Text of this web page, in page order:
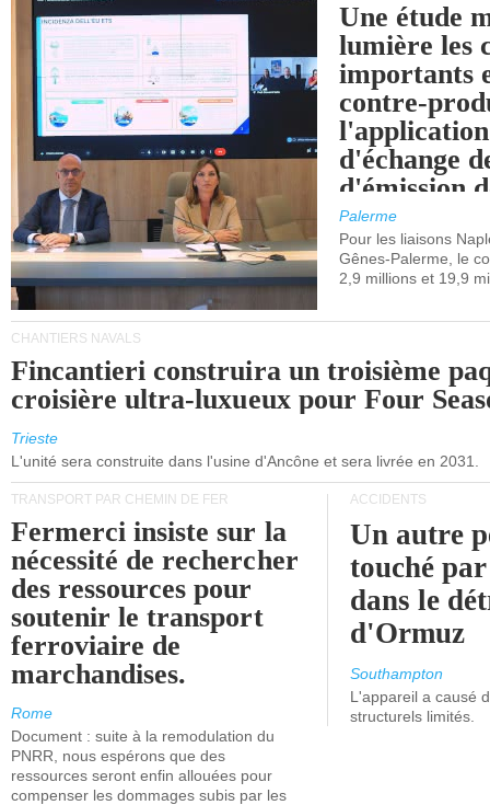
Une étude
lumière les
importants
contre-
d'échange
d'émission
(SEQE-UE)
maritimes
occidentale.
Palerme
Pour les liaisons
Gênes-Palerme, le
2,9 millions et 19,9
CHANTIERS NAVALS
Fincantieri construira un troisième
croisière ultra-luxueux pour Four
Trieste
L'unité sera construite dans l'usine d'Ancône et sera livrée en 2031.
TRANSPORT PAR CHEMIN DE FER
Fermerci insiste sur la
nécessité de rechercher
des ressources pour
soutenir le transport
ferroviaire de
marchandises.
Rome
Document : suite à la remodulation du
PNRR, nous espérons que des
ressources seront enfin allouées pour
compenser les dommages subis par les
ACCIDENTS
Un autre
touché
dans le
d'Ormuz
Southampton
L'appareil a causé
structurels limités.